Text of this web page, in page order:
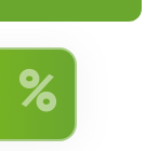
%